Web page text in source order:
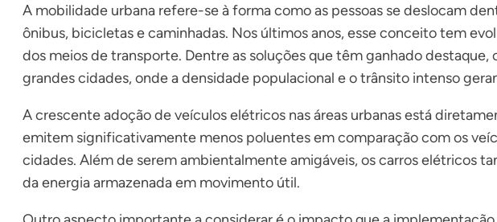
A mobilidade urbana refere-se à forma como as pessoas se deslocam
ônibus, bicicletas e caminhadas. Nos últimos anos, esse conceito tem
dos meios de transporte. Dentre as soluções que têm ganhado
grandes cidades, onde a densidade populacional e o trânsito intenso
A crescente adoção de veículos elétricos nas áreas urbanas está
emitem significativamente menos poluentes em comparação com os
cidades. Além de serem ambientalmente amigáveis, os carros elétricos
da energia armazenada em movimento útil.